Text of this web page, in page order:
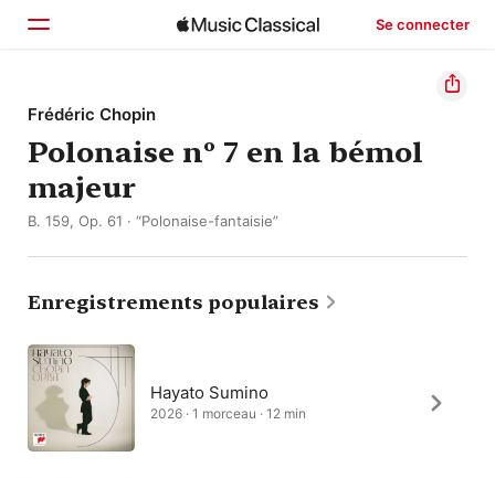
Se connecter
Accueil
Parcourir
Rechercher
Frédéric Chopin
Polonaise nº 7 en la bémol
majeur
B. 159, Op. 61 · “Polonaise-fantaisie”
Enregistrements populaires
Hayato Sumino
2026 · 1 morceau · 12 min